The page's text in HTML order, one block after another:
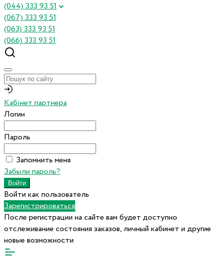
(044) 333 93 51
(067) 333 93 51
(063) 333 93 51
(066) 333 93 51
Кабінет партнера
Логин
Пароль
Запомнить меня
Забыли пароль?
Войти как пользователь
Зарегистрироваться
После регистрации на сайте вам будет доступно
отслеживание состояния заказов, личный кабинет и другие
новые возможности